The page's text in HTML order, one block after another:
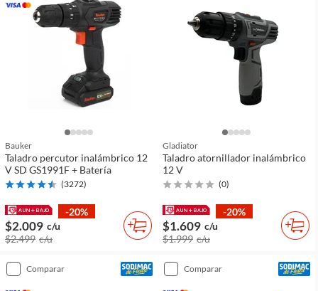
Bauker
Taladro percutor inalámbrico 12
V SD GS1991F + Batería
(3272)
-20%
$2.009 c/u
$2.499 c/u
Gladiator
Taladro atornillador inalámbrico
12 V
(0)
-20%
$1.609 c/u
$1.999 c/u
comparar comparar